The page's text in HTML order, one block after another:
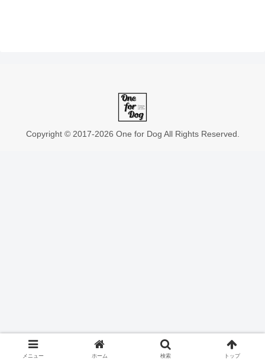
Copyright © 2017-2026 One for Dog All Rights Reserved.
メニュー ホーム 検索 トップ